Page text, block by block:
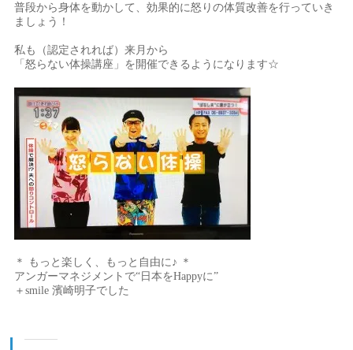
普段から身体を動かして、効果的に怒りの体質改善を行っていき
ましょう！
私も（認定されれば）来月から
「怒らない体操講座」を開催できるようになります☆
＊ もっと楽しく、もっと自由に♪ ＊
アンガーマネジメントで“日本をHappyに”
＋smile 濱崎明子でした